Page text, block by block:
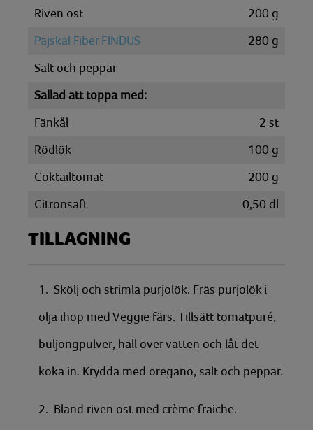
Riven ost
200 g
Pajskal Fiber FINDUS
280 g
Salt och peppar
Sallad att toppa med:
Fänkål
2 st
Rödlök
100 g
Coktailtomat
200 g
Citronsaft
0,50 dl
TILLAGNING
1. Skölj och strimla purjolök. Fräs purjolök i
olja ihop med Veggie färs. Tillsätt tomatpuré,
buljongpulver, häll över vatten och låt det
koka in. Krydda med oregano, salt och peppar.
2. Bland riven ost med crème fraiche.